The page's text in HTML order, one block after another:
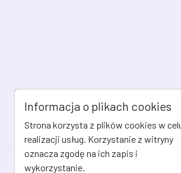
Informacja o plikach cookies
Strona korzysta z plików cookies w
realizacji usług. Korzystanie z witryny
oznacza zgodę na ich zapis i
wykorzystanie.